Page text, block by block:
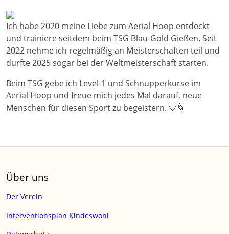
Ich habe 2020 meine Liebe zum Aerial Hoop entdeckt
und trainiere seitdem beim TSG Blau-Gold Gießen. Seit
2022 nehme ich regelmäßig an Meisterschaften teil und
durfte 2025 sogar bei der Weltmeisterschaft starten.
Beim TSG gebe ich Level-1 und Schnupperkurse im
Aerial Hoop und freue mich jedes Mal darauf, neue
Menschen für diesen Sport zu begeistern. 💛🌀
Über uns
Der Verein
Interventionsplan Kindeswohl